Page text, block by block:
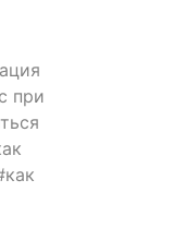
при
как